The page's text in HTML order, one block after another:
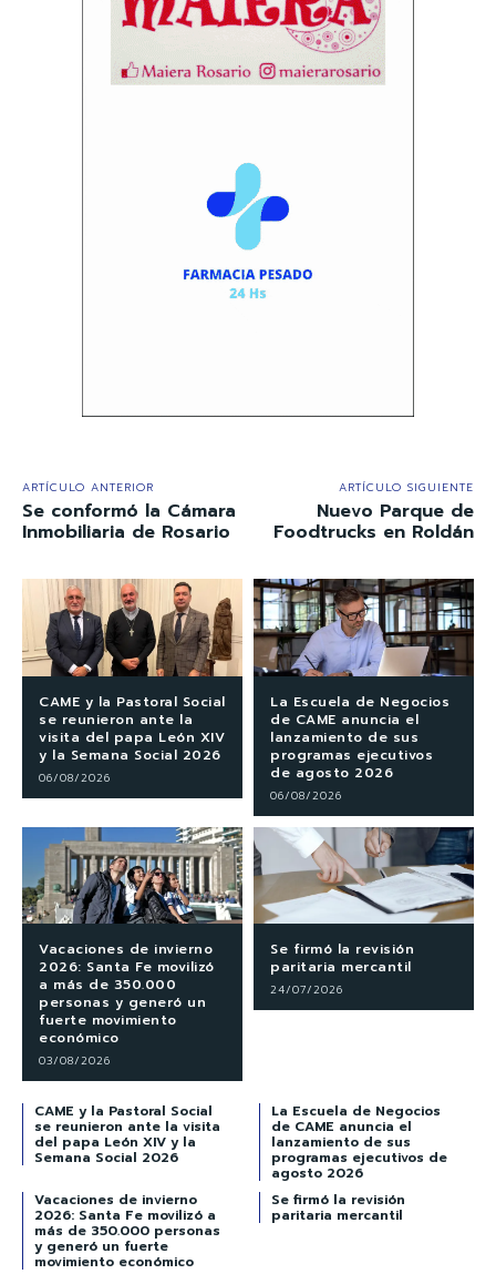
ARTÍCULO ANTERIOR
Se conformó la Cámara
Inmobiliaria de Rosario
ARTÍCULO SIGUIENTE
Nuevo Parque de
Foodtrucks en Roldán
CAME y la Pastoral Social
se reunieron ante la
visita del papa León XIV
y la Semana Social 2026
06/08/2026
La Escuela de Negocios
de CAME anuncia el
lanzamiento de sus
programas ejecutivos
de agosto 2026
06/08/2026
Vacaciones de invierno
2026: Santa Fe movilizó
a más de 350.000
personas y generó un
fuerte movimiento
económico
03/08/2026
Se firmó la revisión
paritaria mercantil
24/07/2026
CAME y la Pastoral Social
se reunieron ante la visita
del papa León XIV y la
Semana Social 2026
La Escuela de Negocios
de CAME anuncia el
lanzamiento de sus
programas ejecutivos de
agosto 2026
Vacaciones de invierno
2026: Santa Fe movilizó a
más de 350.000 personas
y generó un fuerte
movimiento económico
Se firmó la revisión
paritaria mercantil